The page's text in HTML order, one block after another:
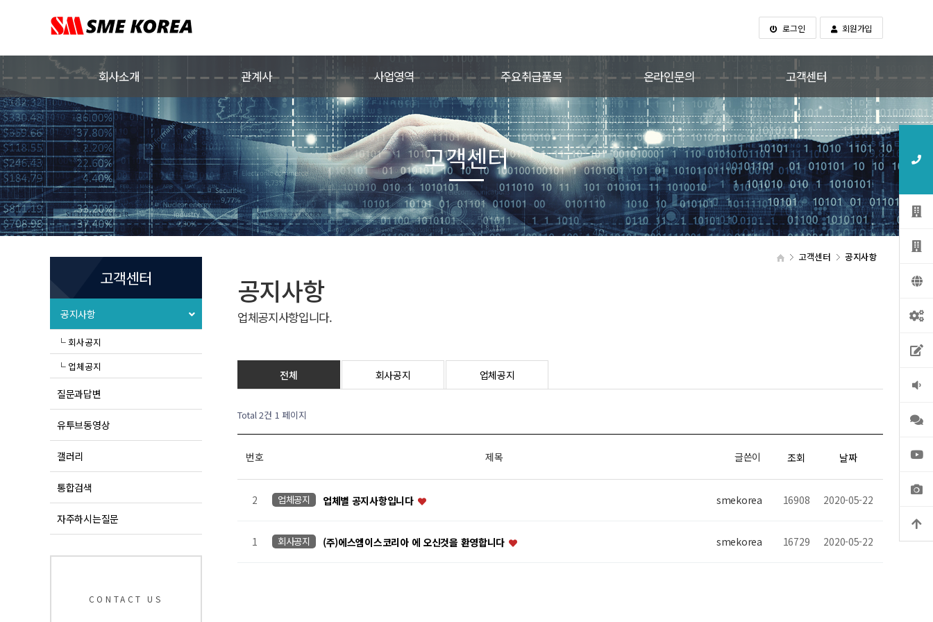
로그인 회원가입
회사소개 관계사 사업영역 주요취급품목 온라인문의 고객센터
고객센터
고객센터 공지사항
고객센터
공지사항
└ 회사공지
└ 업체공지
질문과답변
유투브동영상
갤러리
통합검색
자주하시는질문
CONTACT US
공지사항
업체공지사항입니다.
전체 회사공지 업체공지
Total 2건 1 페이지
번호 제목 글쓴이 조회 날짜
2 업체공지 업체별 공지사항입니다 smekorea 16908 2020-05-22
1 회사공지 (주)에스엠이스코리아 에 오신것을 환영합니다 smekorea 16729 2020-05-22